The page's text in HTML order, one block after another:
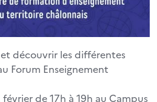
découvrir les différentes
Forum Enseignement
de 17h à 19h au Campus